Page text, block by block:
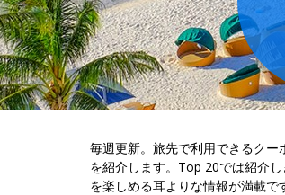
毎週更新。旅先で利用できるク
を紹介します。Top 20では紹介
を楽しめる耳よりな情報が満載